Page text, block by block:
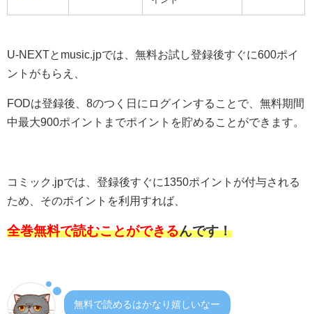
U-NEXTとmusic.jpでは、無料お試し登録後すぐに600ポイ
ントがもらえ、
FODは登録後、8のつく日にログインすることで、無料期間
中最大900ポイントまでポイントを貯めることができます。
コミック.jpでは、登録後すぐに1350ポイントが付与される
ため、そのポイントを利用すれば、
全巻無料で読むことができるんです！
無料で読めるはかなり嬉しいなー